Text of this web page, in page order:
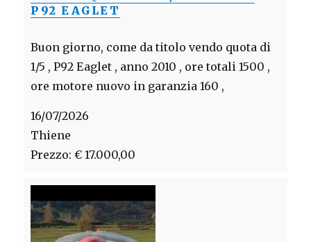
P92 EAGLET
Buon giorno, come da titolo vendo quota di
1/5 , P92 Eaglet , anno 2010 , ore totali 1500 ,
ore motore nuovo in garanzia 160 ,
16/07/2026
Thiene
Prezzo: € 17.000,00